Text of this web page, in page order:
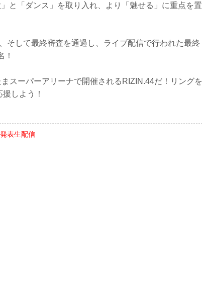
と「ダンス」を取り入れ、より「魅せる」に重点を置
そして最終審査を通過し、ライブ配信で行われた最終
！
スーパーアリーナで開催されるRIZIN.44だ！リングを
しよう！
表生配信